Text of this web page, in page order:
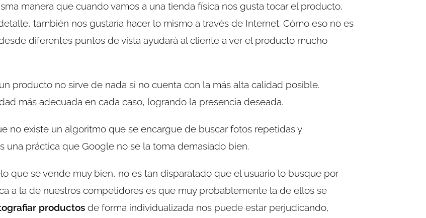
manera que cuando vamos a una tienda física nos gusta tocar el producto,
también nos gustaría hacer lo mismo a través de Internet. Cómo eso no es
diferentes puntos de vista ayudará al cliente a ver el producto mucho
producto no sirve de nada si no cuenta con la más alta calidad posible.
más adecuada en cada caso, logrando la presencia deseada.
no existe un algoritmo que se encargue de buscar fotos repetidas y
una práctica que Google no se la toma demasiado bien.
que se vende muy bien, no es tan disparatado que el usuario lo busque por
a la de nuestros competidores es que muy probablemente la de ellos se
productos de forma individualizada nos puede estar perjudicando,